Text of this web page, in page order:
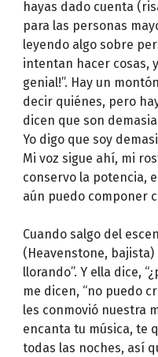
hayas dado cuenta
para las personas
leyendo algo sobre
intentan hacer cosas, y
genial!”. Hay un
decir quiénes, pero
dicen que son
Yo digo que soy
Mi voz sigue ahí, mi
conservo la potencia,
aún puedo componer
Cuando salgo del
(Heavenstone, bajista)
llorando”. Y ella dice,
me dicen, “no puedo
les conmovió nuestra
encanta tu música, te
todas las noches, así